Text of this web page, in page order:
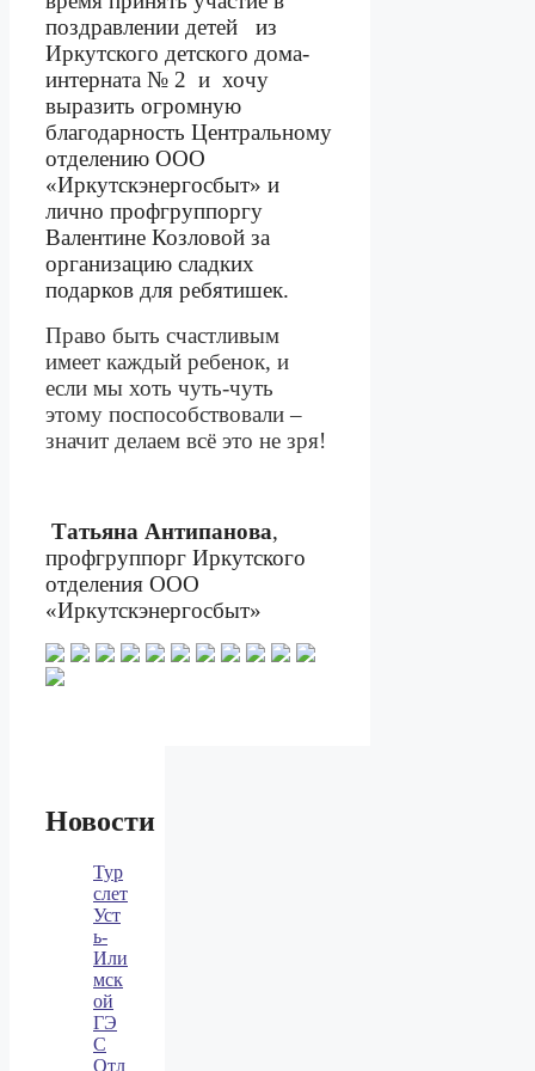
поздравлении детей
из
Иркутского детского дома-
интерната № 2 и хочу
выразить огромную
благодарность Центральному
отделению ООО
«Иркутскэнергосбыт» и
лично профгруппоргу
Валентине Козловой за
организацию сладких
подарков для ребятишек.
Право быть счастливым
имеет каждый ребенок, и
если мы хоть чуть-чуть
этому поспособствовали –
значит делаем всё это не зря!
Татьяна Антипанова,
профгруппорг Иркутского
отделения ООО
«Иркутскэнергосбыт»
Новости
Тур
слет
Уст
ь-
Или
мск
ой
ГЭ
С
Отл